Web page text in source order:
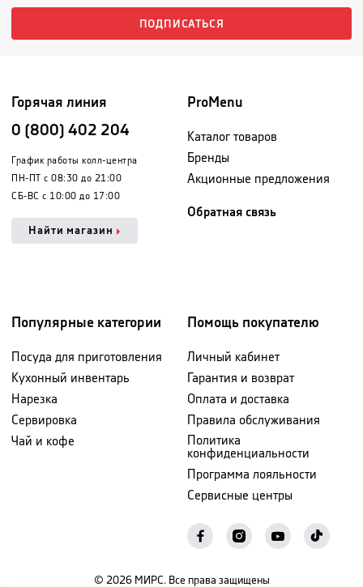
ПОДПИСАТЬСЯ
Горячая линия
0 (800) 402 204
График работы колл-центра
ПН-ПТ с 08:30 до 21:00
СБ-ВС с 10:00 до 17:00
Найти магазин
ProMenu
Каталог товаров
Бренды
Акционные предложения
Обратная связь
Популярные категории
Посуда для приготовления
Кухонный инвентарь
Нарезка
Сервировка
Чай и кофе
Помощь покупателю
Личный кабинет
Гарантия и возврат
Оплата и доставка
Правила обслуживания
Политика
конфиденциальности
Программа лояльности
Сервисные центры
© 2026 МИРС. Все права защищены